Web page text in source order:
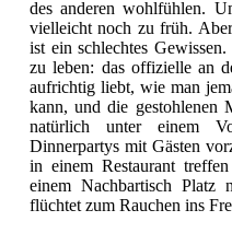
des anderen wohlfühlen.
vielleicht noch zu früh.
ist ein schlechtes
zu leben: das offizielle an
aufrichtig liebt, wie man
kann, und die gestohlenen
natürlich unter einem
Dinnerpartys mit Gästen
in einem Restaurant
einem Nachbartisch Platz
flüchtet zum Rauchen ins